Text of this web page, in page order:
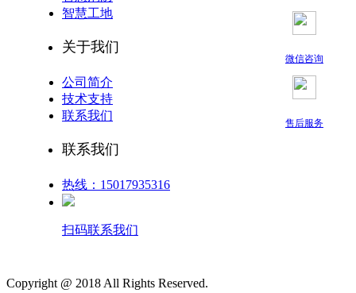
智慧工地
关于我们
公司简介
技术支持
联系我们
联系我们
热线：15017935316
扫码联系我们
Copyright @ 2018 All Rights Reserved.
微信咨询
售后服务